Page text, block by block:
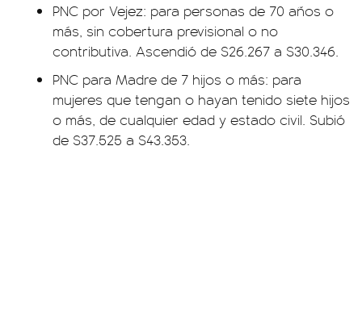
PNC por Vejez: para personas de 70 años o
más, sin cobertura previsional o no
contributiva. Ascendió de $26.267 a $30.346.
PNC para Madre de 7 hijos o más: para
mujeres que tengan o hayan tenido siete hijos
o más, de cualquier edad y estado civil. Subió
de $37.525 a $43.353.